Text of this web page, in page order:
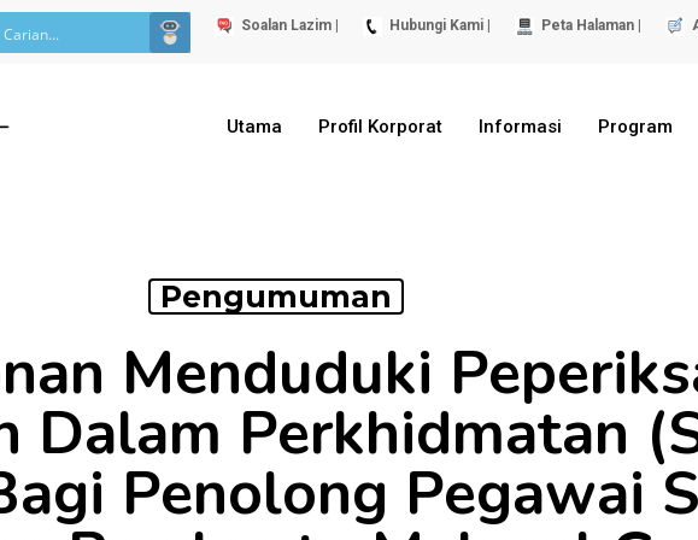
Soalan Lazim | Hubungi Kami | Peta Halaman |
Utama Profil Korporat Informasi Program
Pengumuman
Menduduki
Dalam Perkhidmatan
Penolong Pegawai